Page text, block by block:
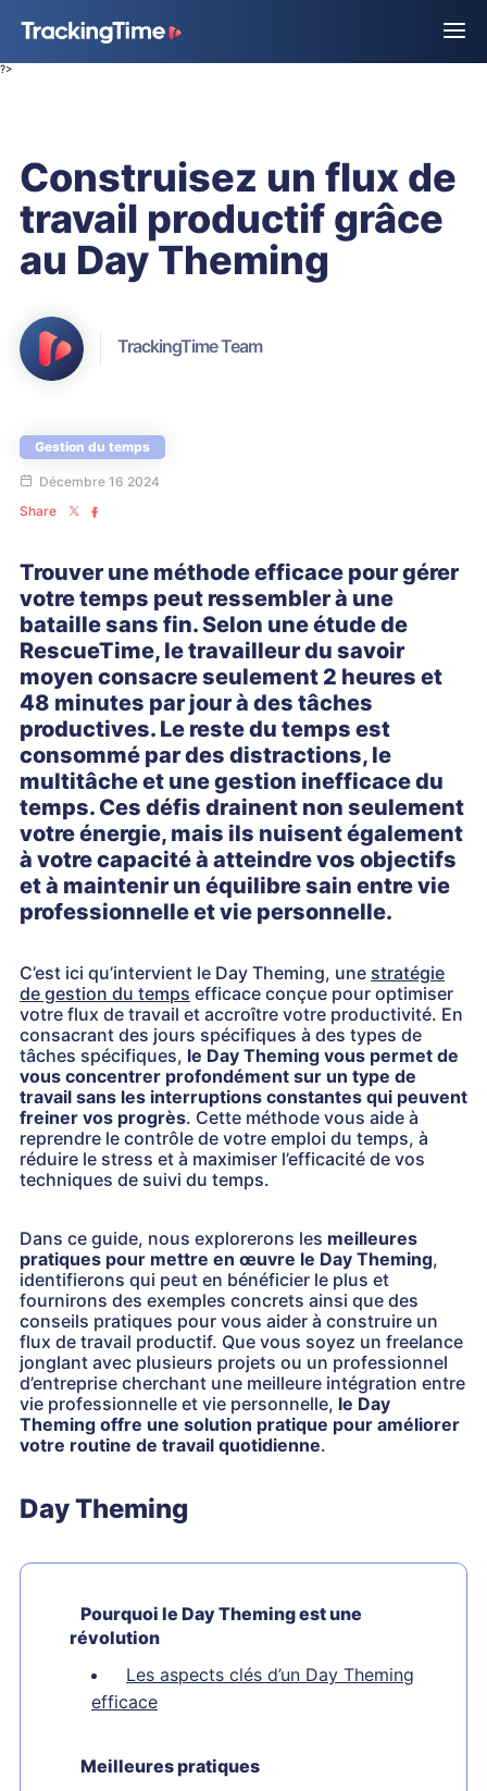
?>
Construisez un flux de
travail productif grâce
au Day Theming
TrackingTime Team
Gestion du temps
Décembre 16 2024
Share
Trouver une méthode efficace pour gérer
votre temps peut ressembler à une
bataille sans fin. Selon une étude de
RescueTime, le travailleur du savoir
moyen consacre seulement 2 heures et
48 minutes par jour à des tâches
productives. Le reste du temps est
consommé par des distractions, le
multitâche et une gestion inefficace du
temps. Ces défis drainent non seulement
votre énergie, mais ils nuisent également
à votre capacité à atteindre vos objectifs
et à maintenir un équilibre sain entre vie
professionnelle et vie personnelle.
C’est ici qu’intervient le Day Theming, une stratégie
de gestion du temps efficace conçue pour optimiser
votre flux de travail et accroître votre productivité. En
consacrant des jours spécifiques à des types de
tâches spécifiques, le Day Theming vous permet de
vous concentrer profondément sur un type de
travail sans les interruptions constantes qui peuvent
freiner vos progrès. Cette méthode vous aide à
reprendre le contrôle de votre emploi du temps, à
réduire le stress et à maximiser l’efficacité de vos
techniques de suivi du temps.
Dans ce guide, nous explorerons les meilleures
pratiques pour mettre en œuvre le Day Theming,
identifierons qui peut en bénéficier le plus et
fournirons des exemples concrets ainsi que des
conseils pratiques pour vous aider à construire un
flux de travail productif. Que vous soyez un freelance
jonglant avec plusieurs projets ou un professionnel
d’entreprise cherchant une meilleure intégration entre
vie professionnelle et vie personnelle, le Day
Theming offre une solution pratique pour améliorer
votre routine de travail quotidienne.
Day Theming
Pourquoi le Day Theming est une
révolution
Les aspects clés d’un Day Theming
efficace
Meilleures pratiques